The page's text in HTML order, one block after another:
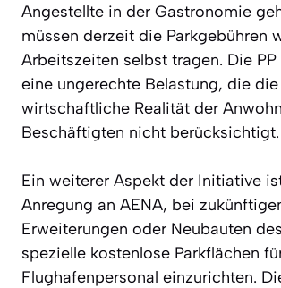
Angestellte in der Gastronomie
müssen derzeit die Parkgebühren
Arbeitszeiten selbst tragen. Die
eine ungerechte Belastung, die die
wirtschaftliche Realität der
Beschäftigten nicht berücksichtigt.
Ein weiterer Aspekt der Initiative
Anregung an AENA, bei
Erweiterungen oder Neubauten
spezielle kostenlose Parkflächen
Flughafenpersonal einzurichten.